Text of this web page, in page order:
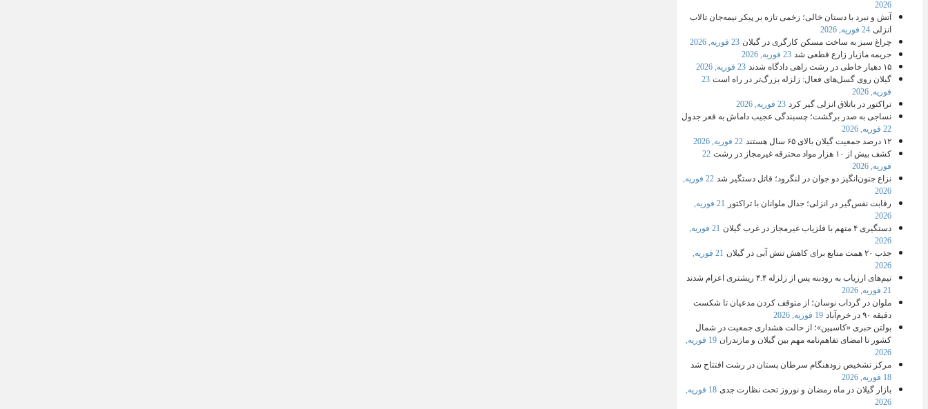
2026
آتش و نبرد با دستان خالی؛ زخمی تازه بر پیکر نیمه‌جان تالاب
انزلی 24 فوریه, 2026
چراغ سبز به ساخت مسکن کارگری در گیلان 23 فوریه, 2026
جریمه مازیار زارع قطعی شد 23 فوریه, 2026
۱۵ دهیار خاطی در رشت راهی دادگاه شدند
23 فوریه, 2026
گیلان روی گسل‌های فعال: زلزله بزرگ‌تر در راه است 23
فوریه, 2026
تراکتور در باتلاق انزلی گیر کرد 23 فوریه, 2026
نساجی به صدر برگشت؛ چسبندگی عجیب داماش به قعر جدول
22 فوریه, 2026
۱۲ درصد جمعیت گیلان بالای ۶۵ سال هستند
22 فوریه, 2026
کشف بیش از ۱۰ هزار مواد محترقه غیرمجاز در رشت
22
فوریه, 2026
نزاع جنون‌انگیز دو جوان در لنگرود؛ قاتل دستگیر شد
22 فوریه,
2026
رقابت نفس‌گیر در انزلی؛ جدال ملوانان با تراکتور
21 فوریه,
2026
دستگیری ۴ متهم با فلزیاب غیرمجاز در غرب گیلان
21 فوریه,
2026
جذب ۲۰ همت منابع برای کاهش تنش آبی در گیلان
21 فوریه,
2026
تیم‌های ارزیاب به رودبنه پس از زلزله ۴.۴ ریشتری اعزام شدند
21 فوریه, 2026
ملوان در گرداب نوسان؛ از متوقف کردن مدعیان تا شکست
دقیقه ۹۰ در خرم‌آباد
19 فوریه, 2026
بولتن خبری «کاسپین»؛ از حالت هشداری جمعیت در شمال
کشور تا امضای تفاهم‌نامه مهم بین گیلان و مازندران
19 فوریه,
2026
مرکز تشخیص زودهنگام سرطان پستان در رشت افتتاح شد
18 فوریه, 2026
بازار گیلان در ماه رمضان و نوروز تحت نظارت جدی
18 فوریه,
2026